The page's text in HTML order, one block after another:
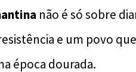
não é só sobre
e um povo
época dourada.